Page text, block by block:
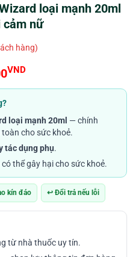
loại mạnh 20ml
cảm nữ
hàng)
VNDKhoảng
giá:
350.000VND
đến
1.000.000VND
loại mạnh 20ml — chính
cho sức khoẻ.
tác dụng phụ.
có thể gây hại cho sức khoẻ.
kín đáo ↩️ Đổi trả nếu lỗi
từ nhà thuốc uy tín.